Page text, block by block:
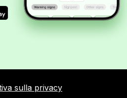
sulla privacy